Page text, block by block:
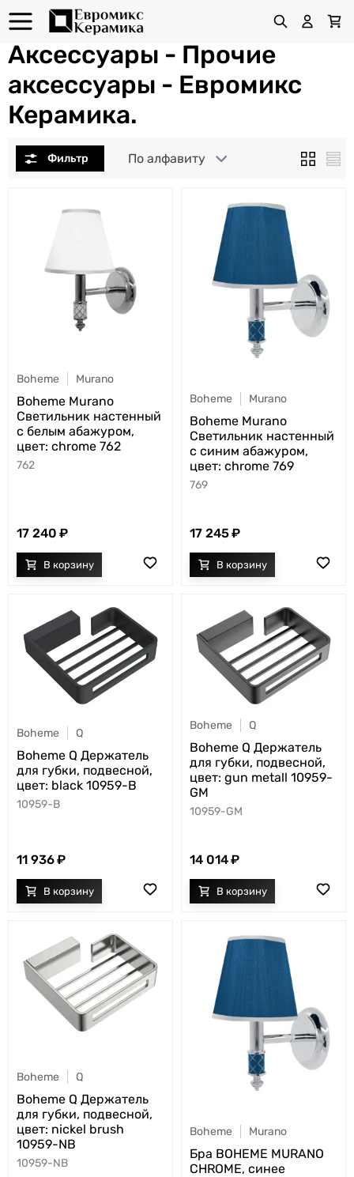
Аксессуары - Прочие
аксессуары - Евромикс
Керамика.
По алфавиту
Boheme Murano
Boheme Murano
Светильник настенный
с белым абажуром,
цвет: chrome 762
762
17 240
Boheme Murano
Boheme Murano
Светильник настенный
с синим абажуром,
цвет: chrome 769
769
17 245
Boheme Q
Boheme Q Держатель
для губки, подвесной,
цвет: black 10959-B
10959-B
11 936
Boheme Q
Boheme Q Держатель
для губки, подвесной,
цвет: gun metall 10959-
GM
10959-GM
14 014
Boheme Q
Boheme Q Держатель
для губки, подвесной,
цвет: nickel brush
10959-NB
10959-NB
Boheme Murano
Бра BOHEME MURANO
CHROME, синее